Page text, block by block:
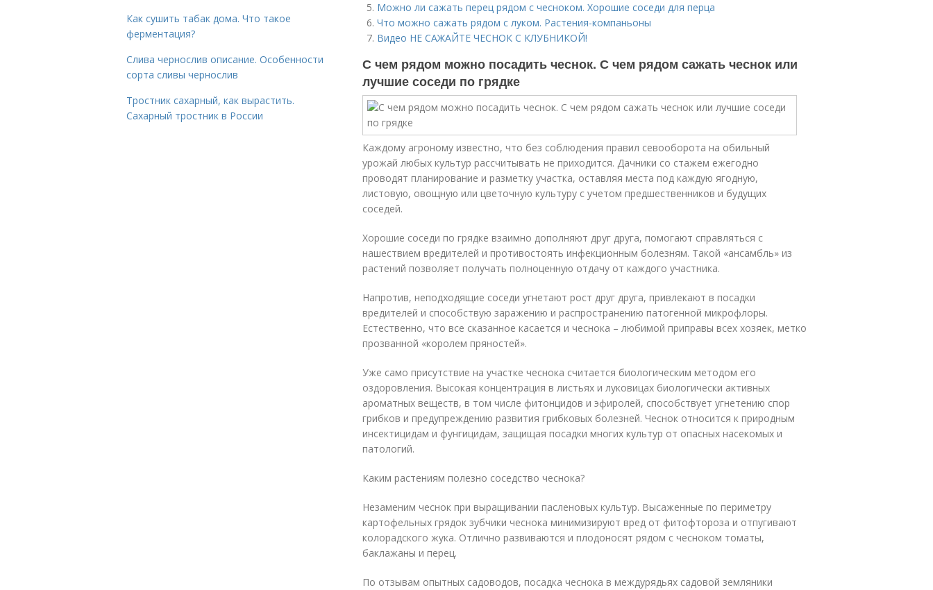
Можно ли сажать перец рядом с чесноком. Хорошие соседи для перца
Что можно сажать рядом с луком. Растения-компаньоны
Видео НЕ САЖАЙТЕ ЧЕСНОК С КЛУБНИКОЙ!
С чем рядом можно посадить чеснок. С чем рядом сажать чеснок или
лучшие соседи по грядке
Каждому агроному известно, что без соблюдения правил севооборота на обильный
урожай любых культур рассчитывать не приходится. Дачники со стажем ежегодно
проводят планирование и разметку участка, оставляя места под каждую ягодную,
листовую, овощную или цветочную культуру с учетом предшественников и будущих
соседей.
Хорошие соседи по грядке взаимно дополняют друг друга, помогают справляться с
нашествием вредителей и противостоять инфекционным болезням. Такой «ансамбль» из
растений позволяет получать полноценную отдачу от каждого участника.
Напротив, неподходящие соседи угнетают рост друг друга, привлекают в посадки
вредителей и способствую заражению и распространению патогенной микрофлоры.
Естественно, что все сказанное касается и чеснока – любимой приправы всех хозяек, метко
прозванной «королем пряностей».
Уже само присутствие на участке чеснока считается биологическим методом его
оздоровления. Высокая концентрация в листьях и луковицах биологически активных
ароматных веществ, в том числе фитонцидов и эфиролей, способствует угнетению спор
грибков и предупреждению развития грибковых болезней. Чеснок относится к природным
инсектицидам и фунгицидам, защищая посадки многих культур от опасных насекомых и
патологий.
Каким растениям полезно соседство чеснока?
Незаменим чеснок при выращивании пасленовых культур. Высаженные по периметру
картофельных грядок зубчики чеснока минимизируют вред от фитофтороза и отпугивают
колорадского жука. Отлично развиваются и плодоносят рядом с чесноком томаты,
баклажаны и перец.
По отзывам опытных садоводов, посадка чеснока в междурядьях садовой земляники
Как сушить табак дома. Что такое
ферментация?
Слива чернослив описание. Особенности
сорта сливы чернослив
Тростник сахарный, как вырастить.
Сахарный тростник в России